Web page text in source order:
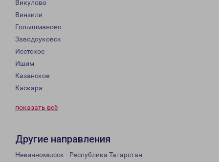
Викулово
Винзили
Голышманово
Заводоуковск
Исетское
Ишим
Казанское
Каскара
показать всё
Другие направления
Невинномысск - Республика Татарстан